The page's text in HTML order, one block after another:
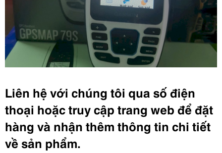
Liên hệ với chúng tôi qua số điện
thoại hoặc truy cập trang web để đặt
hàng và nhận thêm thông tin chi tiết
về sản phẩm.